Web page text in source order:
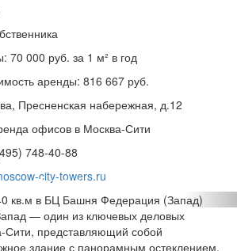
70 000 руб. за 1 м² в год
аренды: 816 667 руб.
Пресненская набережная, д.12
офисов в Москва-Сити
748-40-88
city-towers.ru
— один из ключевых деловых
Сити, представляющий собой
здание с панорамным остеклением,